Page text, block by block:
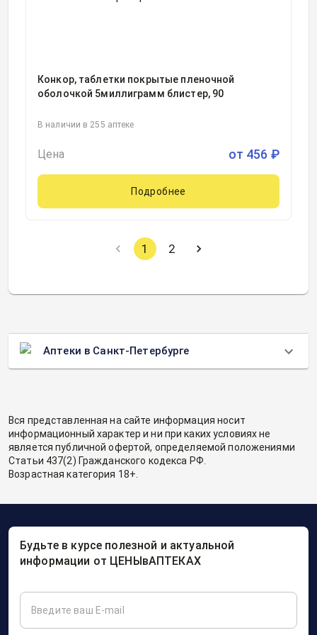
Конкор, таблетки покрытые пленочной
оболочкой 5миллиграмм блистер, 90
В наличии в 255 аптеке
Цена от 456 ₽
Подробнее
1 2
Аптеки в Санкт-Петербурге
Вся представленная на сайте информация носит
информационный характер и ни при каких условиях не
является публичной офертой, определяемой положениями
Статьи 437(2) Гражданского кодекса РФ.
Возрастная категория 18+.
Будьте в курсе полезной и актуальной
информации от ЦЕНЫвАПТЕКАХ